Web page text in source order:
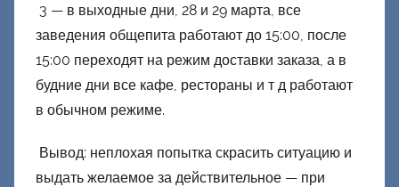
3 — в выходные дни, 28 и 29 марта, все
заведения общепита работают до 15:00, после
15:00 переходят на режим доставки заказа, а в
будние дни все кафе, рестораны и т д работают
в обычном режиме.
Вывод: неплохая попытка скрасить ситуацию и
выдать желаемое за действительное — при